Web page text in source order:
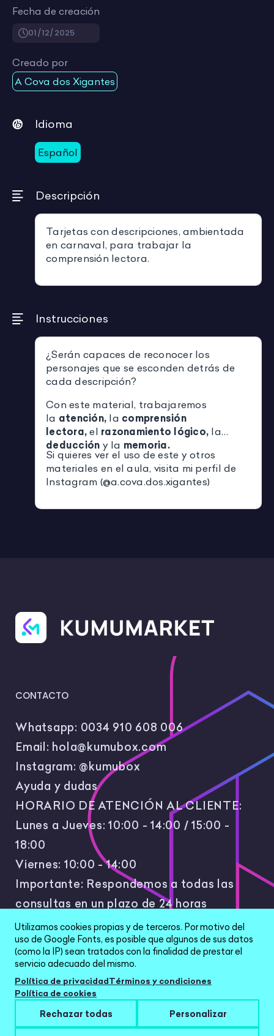
Fecha de creación
01/12/2025
Creado por
A Cova dos Xigantes
Idioma
Español
Descripción
Tarjetas con descripciones, ambientada
en carnaval, para trabajar la
comprensión lectora.
Instrucciones
¿Serán capaces de reconocer los
personajes que se esconden detrás de
cada descripción?
Con este material, trabajaremos
la atención, la comprensión
lectora,el razonamiento lógico, la
deducción y la memoria.
Si quieres ver el uso de este y otros
materiales en el aula, visita mi perfil de
Instagram (@a.cova.dos.xigantes)
CONTACTO
Whatsapp: 0034 910 608 006
Email: hola@kumubox.com
Instagram: @kumubox
Ayuda y dudas
HORARIO DE ATENCIÓN AL CLIENTE:
Lunes a Jueves: 10:00 - 14:00 / 15:00 -
18:00
Viernes: 10:00 - 14:00
Importante: Respondemos a todas las
consultas en un plazo de 24 horas
laborales.
All Rights Reserved © 2026 |Política de
privacidad|Términos y condiciones|Aviso Legal
Configurar cookies
Utilizamos cookies propias y de terceros. Por motivo del
uso de Google Fonts, es posible que algunos de sus datos
(como la IP) sean tratados con la finalidad de prestar el
servicio adecuado del mismo.
Política de privacidadTérminos y condiciones
Política de cookies
Rechazar todas Personalizar